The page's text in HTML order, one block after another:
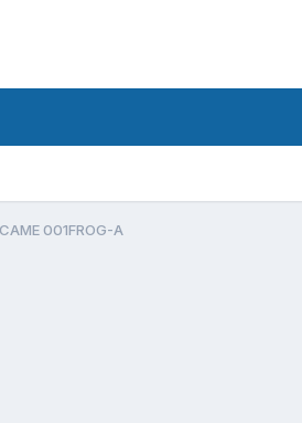
001FROG-A